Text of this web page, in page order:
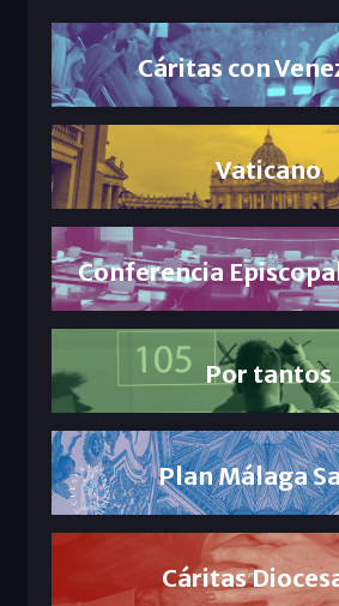
Cáritas con
Vaticano
Conferencia
Por tantos
Plan Málaga
Cáritas